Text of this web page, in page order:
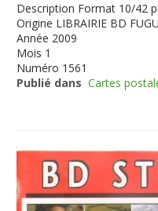
Description Format 10/42
Origine LIBRAIRIE BD
Année 2009
Mois 1
Numéro 1561
Publié dans Cartes